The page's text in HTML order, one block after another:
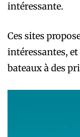
intéressante.
Ces sites
intéressantes,
bateaux à des